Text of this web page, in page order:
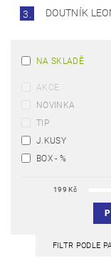
3. DOUTNÍK
NA SKLADĚ
AKCE
NOVINKA
TIP
J.KUSY
BOX - %
199 Kč
FILTR PODLE